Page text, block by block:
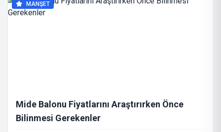
MANŞET
Mide Balonu Fiyatlarını Araştırırken Önce
Bilinmesi Gerekenler